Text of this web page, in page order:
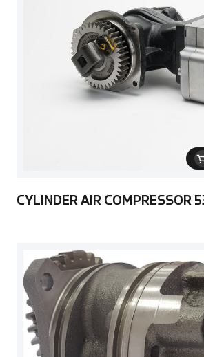
CYLINDER AIR COMPRESSOR